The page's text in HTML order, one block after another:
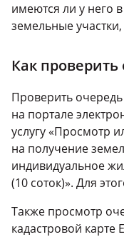
имеются ли у него
земельные
Как проверить
Проверить
на портале
услугу «Просмотр
на получение
индивидуальное
(10 соток)». Для
Также просмотр
кадастровой карте